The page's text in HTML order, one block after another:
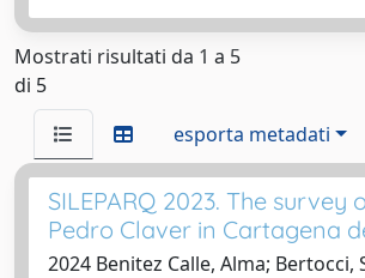
Mostrati risultati da 1 a 5
di 5
esporta metadati
SILEPARQ 2023. The survey
Pedro Claver in Cartagena
2024 Benitez Calle, Alma; Bertocci,